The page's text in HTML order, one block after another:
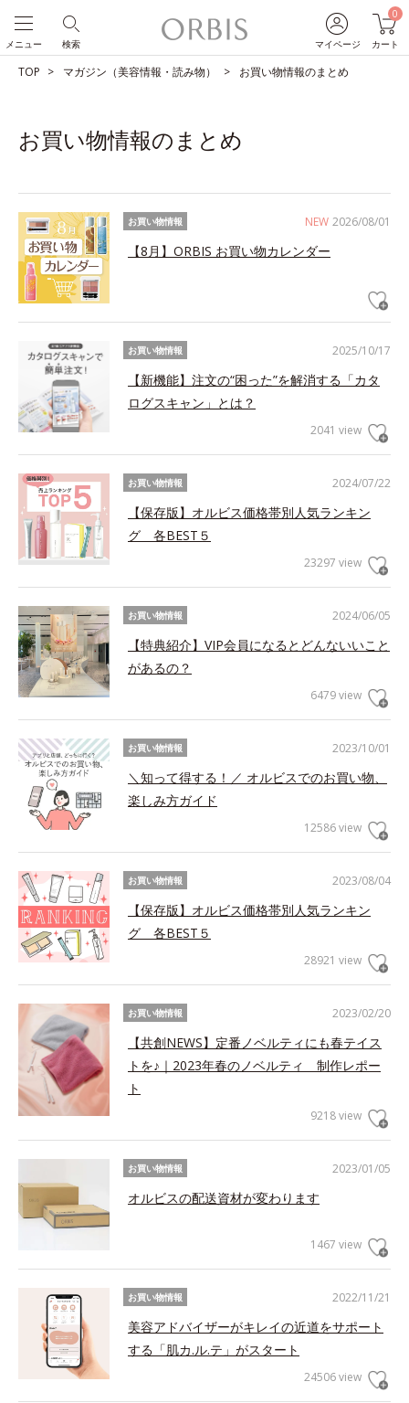
マイページ
0
カート
検索
メニュー
TOP マガジン（美容情報・読み物） お買い物情報のまとめ
お買い物情報のまとめ
NEW 2026/08/01
お買い物情報
【8月】ORBIS お買い物カレンダー
2025/10/17
お買い物情報
【新機能】注文の“困った”を解消する「カタ
ログスキャン」とは？
2041 view
2024/07/22
お買い物情報
【保存版】オルビス価格帯別人気ランキン
グ 各BEST５
23297 view
2024/06/05
お買い物情報
【特典紹介】VIP会員になるとどんないいこと
があるの？
6479 view
2023/10/01
お買い物情報
＼知って得する！／ オルビスでのお買い物、
楽しみ方ガイド
12586 view
2023/08/04
お買い物情報
【保存版】オルビス価格帯別人気ランキン
グ 各BEST５
28921 view
2023/02/20
お買い物情報
【共創NEWS】定番ノベルティにも春テイス
トを♪｜2023年春のノベルティ 制作レポー
ト
9218 view
2023/01/05
お買い物情報
オルビスの配送資材が変わります
1467 view
2022/11/21
お買い物情報
美容アドバイザーがキレイの近道をサポート
する「肌カ.ル.テ」がスタート
24506 view